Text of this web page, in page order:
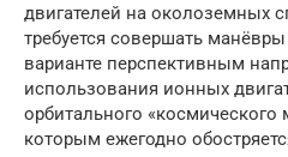
двигателей на околоземных
требуется совершать
варианте перспективным
использования ионных
орбитального «космического
которым ежегодно